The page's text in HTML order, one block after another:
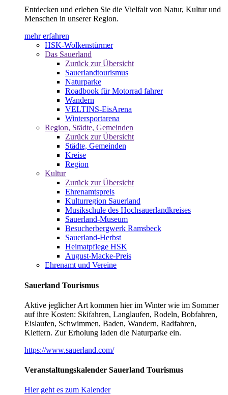
Entdecken und erleben Sie die Vielfalt von Natur, Kultur und
Menschen in unserer Region.
mehr erfahren
HSK-Wolkenstürmer
Das Sauerland
Zurück zur Übersicht
Sauerlandtourismus
Naturparke
Roadbook für Motorrad fahrer
Wandern
VELTINS-EisArena
Wintersportarena
Region, Städte, Gemeinden
Zurück zur Übersicht
Städte, Gemeinden
Kreise
Region
Kultur
Zurück zur Übersicht
Ehrenamtspreis
Kulturregion Sauerland
Musikschule des Hochsauerlandkreises
Sauerland-Museum
Besucherbergwerk Ramsbeck
Sauerland-Herbst
Heimatpflege HSK
August-Macke-Preis
Ehrenamt und Vereine
Sauerland Tourismus
Aktive jeglicher Art kommen hier im Winter wie im Sommer
auf ihre Kosten: Skifahren, Langlaufen, Rodeln, Bobfahren,
Eislaufen, Schwimmen, Baden, Wandern, Radfahren,
Klettern. Zur Erholung laden die Naturparke ein.
https://www.sauerland.com/
Veranstaltungskalender Sauerland Tourismus
Hier geht es zum Kalender